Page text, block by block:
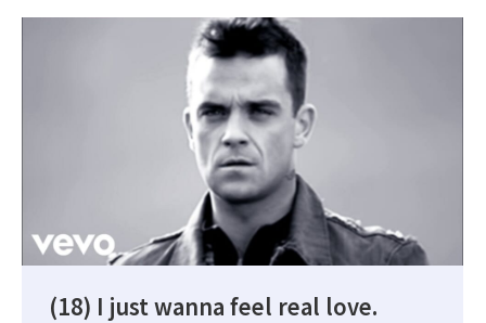
(18) I just wanna feel real love.